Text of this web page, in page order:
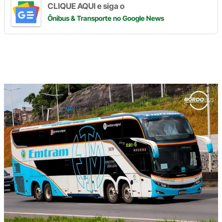
CLIQUE AQUI e siga o
Ônibus & Transporteno Google News
Digite
seu
e-
mail